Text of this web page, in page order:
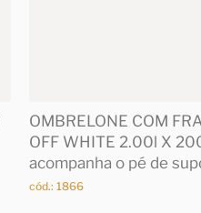
OMBRELONE COM
OFF WHITE 2.00l X
acompanha o pé de
cód.: 1866